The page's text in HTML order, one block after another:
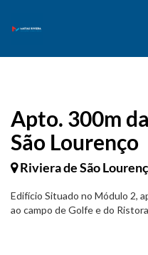
Apto. 300m
São Lourenço
Riviera de São
Edifício Situado no Módulo 2,
ao campo de Golfe e do